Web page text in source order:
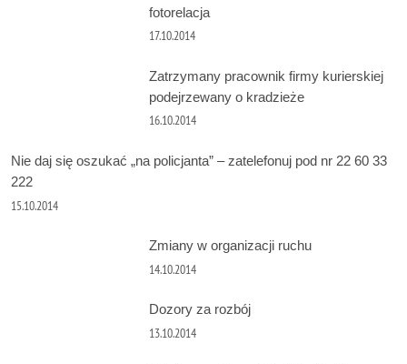
fotorelacja
17.10.2014
Zatrzymany pracownik firmy kurierskiej
podejrzewany o kradzieże
16.10.2014
Nie daj się oszukać „na policjanta” – zatelefonuj pod nr 22 60 33
222
15.10.2014
Zmiany w organizacji ruchu
14.10.2014
Dozory za rozbój
13.10.2014